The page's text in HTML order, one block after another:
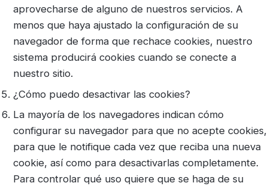
aprovecharse de alguno de nuestros servicios. A
menos que haya ajustado la configuración de su
navegador de forma que rechace cookies, nuestro
sistema producirá cookies cuando se conecte a
nuestro sitio.
¿Cómo puedo desactivar las cookies?
La mayoría de los navegadores indican cómo
configurar su navegador para que no acepte cookies,
para que le notifique cada vez que reciba una nueva
cookie, así como para desactivarlas completamente.
Para controlar qué uso quiere que se haga de su